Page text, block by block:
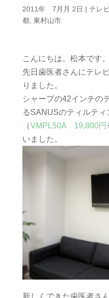
2011年 7月月 2日 | テレ
都, 東村山市
こんにちは。松本です。
先日歯医者さんにテレ
りました。
シャープの42インチの
るSANUSのティルティ
（VMPL50A 19,800円
いました。
新しくできた歯医者さ